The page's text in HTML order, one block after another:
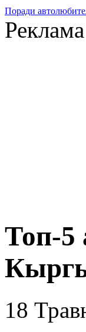
Поради
Реклама
Топ-5
18